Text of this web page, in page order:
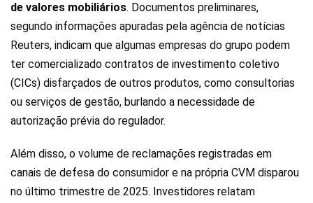
de valores mobiliários. Documentos preliminares,
segundo informações apuradas pela agência de notícias
Reuters, indicam que algumas empresas do grupo podem
ter comercializado contratos de investimento coletivo
(CICs) disfarçados de outros produtos, como consultorias
ou serviços de gestão, burlando a necessidade de
autorização prévia do regulador.
Além disso, o volume de reclamações registradas em
canais de defesa do consumidor e na própria CVM disparou
no último trimestre de 2025. Investidores relatam